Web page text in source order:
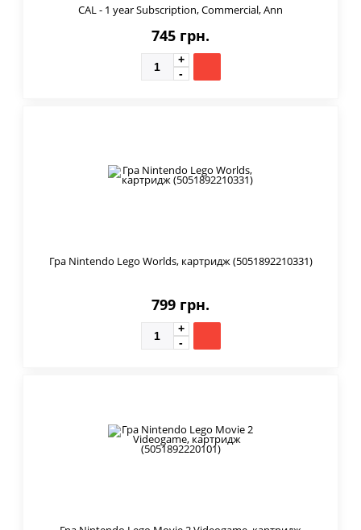
CAL - 1 year Subscription, Commercial, Ann
745 грн.
Гра Nintendo Lego Worlds, картридж (5051892210331)
799 грн.